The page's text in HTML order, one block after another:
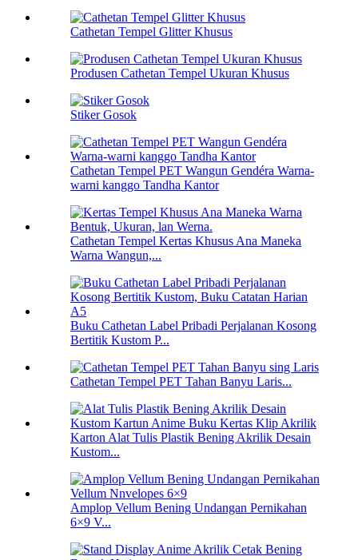
Cathetan Tempel Glitter Khusus
Produsen Cathetan Tempel Ukuran Khusus
Stiker Gosok
Cathetan Tempel PET Wangun Gendéra Warna-
warni kanggo Tandha Kantor
Cathetan Tempel Kertas Khusus Ana Maneka
Warna Wangun,...
Buku Cathetan Label Pribadi Perjalanan Kosong
Bertitik Kustom P...
Cathetan Tempel PET Tahan Banyu Laris...
Karton Alat Tulis Plastik Bening Akrilik Desain
Kustom...
Amplop Vellum Bening Undangan Pernikahan
6×9 V...